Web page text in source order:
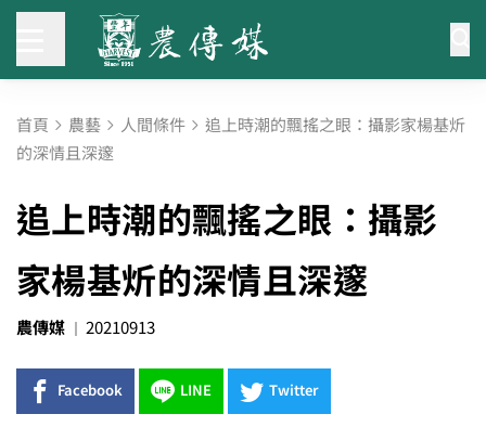
首頁 農藝 人間條件 追上時潮的飄搖之眼：攝影家楊基炘
的深情且深邃
追上時潮的飄搖之眼：攝影
家楊基炘的深情且深邃
農傳媒 20210913
Facebook LINE Twitter